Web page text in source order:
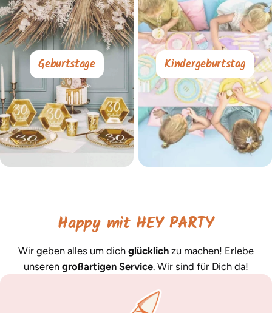
Geburtstage Kindergeburtstag
Happy mit HEY PARTY
Wir geben alles um dich glücklich zu machen! Erlebe
unseren großartigen Service. Wir sind für Dich da!